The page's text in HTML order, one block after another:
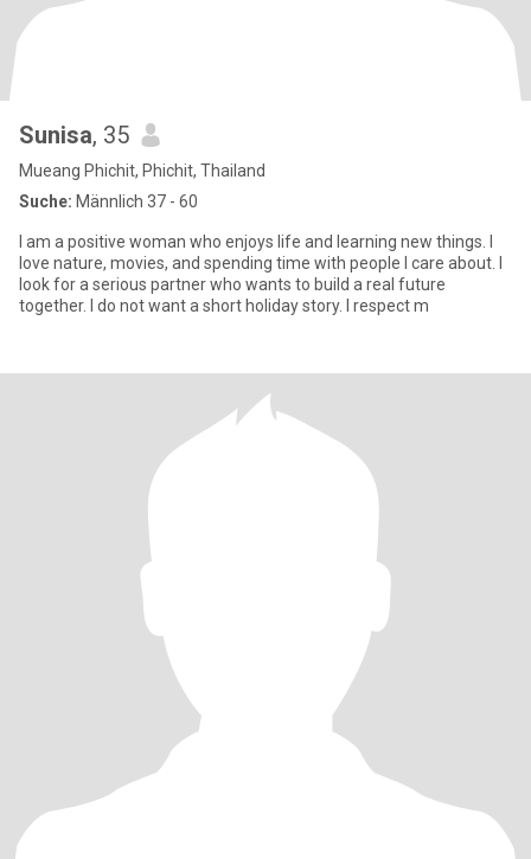
Sunisa, 35
Mueang Phichit, Phichit, Thailand
Suche: Männlich 37 - 60
I am a positive woman who enjoys life and learning new things. I
love nature, movies, and spending time with people I care about. I
look for a serious partner who wants to build a real future
together. I do not want a short holiday story. I respect m